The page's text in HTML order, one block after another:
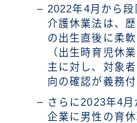
2022年4月から段
介護休業法は、
の出生直後に柔
（出生時育児休
主に対し、対象
向の確認が義務
さらに2023年4
企業に男性の育